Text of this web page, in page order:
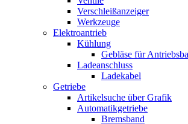
Verschleißanzeiger
Werkzeuge
Elektroantrieb
Kühlung
Gebläse für
Ladeanschluss
Ladekabel
Getriebe
Artikelsuche über Grafik
Automatikgetriebe
Bremsband